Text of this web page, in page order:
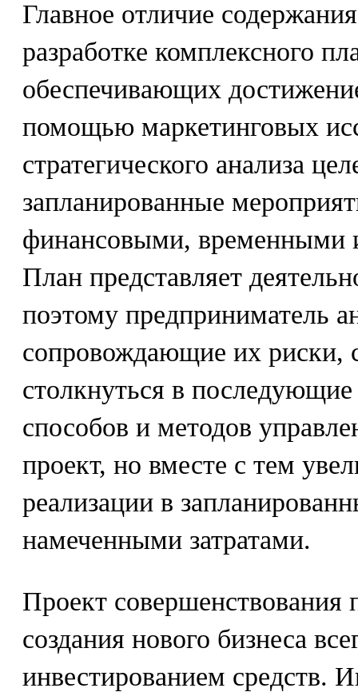
Главное отличие
разработке комплексного
обеспечивающих
помощью маркетинговых
стратегического анализа
запланированные
финансовыми, временными
План представляет
поэтому предприниматель
сопровождающие их риски,
столкнуться в
способов и методов
проект, но вместе с тем
реализации в
намеченными затратами.
Проект совершенствования
создания нового бизнеса
инвестированием средств.